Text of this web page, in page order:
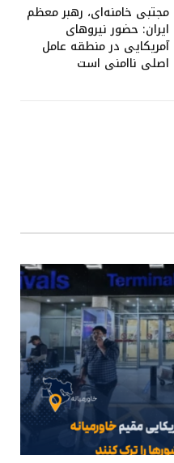
مجتبی خامنه‌ای، رهبر معظم
ایران: حضور نیروهای
آمریکایی در منطقه عامل
اصلی ناامنی است